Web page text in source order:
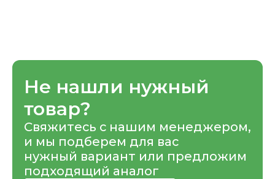
Не нашли нужный
товар?
Свяжитесь с нашим менеджером,
и мы подберем для вас
нужный вариант или предложим
подходящий аналог